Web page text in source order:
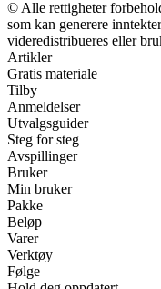
© Alle rettigheter
som kan generere
videredistribueres eller
Artikler
Gratis materiale
Tilby
Anmeldelser
Utvalgsguider
Steg for steg
Avspillinger
Bruker
Min bruker
Pakke
Beløp
Varer
Verktøy
Følge